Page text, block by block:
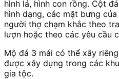
hình lá, hình con rồng. Cột
hình dạng, các mặt bưng
người thợ chạm khắc theo
lượn hoặc theo các yêu cầu
Mộ đá 3 mái có thể xây
được xây dựng trong các
gia tộc.